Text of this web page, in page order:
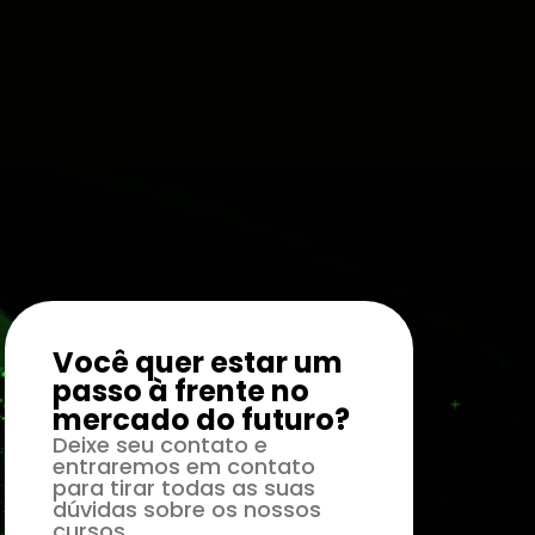
Você quer estar um
passo à frente no
mercado do futuro?
Deixe seu contato e
entraremos em contato
para tirar todas as suas
dúvidas sobre os nossos